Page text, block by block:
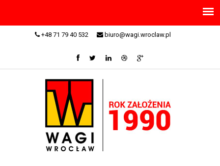
+48 71 79 40 532 biuro@wagi.wroclaw.pl